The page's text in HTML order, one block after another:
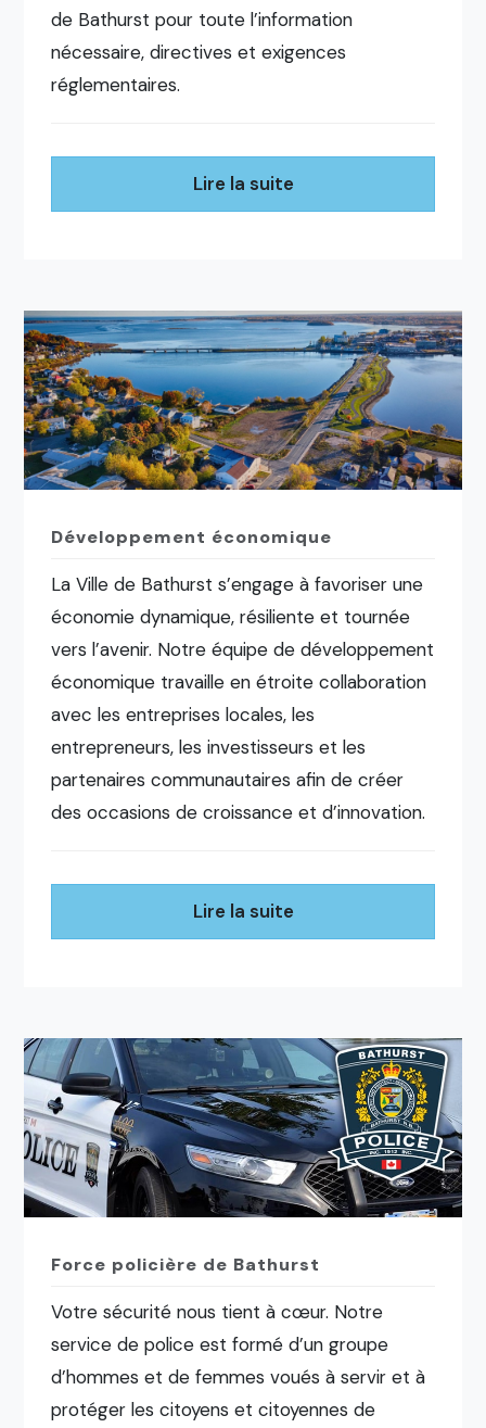
de Bathurst pour toute l’information
nécessaire, directives et exigences
réglementaires.
Lire la suite
Développement économique
La Ville de Bathurst s’engage à favoriser une
économie dynamique, résiliente et tournée
vers l’avenir. Notre équipe de développement
économique travaille en étroite collaboration
avec les entreprises locales, les
entrepreneurs, les investisseurs et les
partenaires communautaires afin de créer
des occasions de croissance et d’innovation.
Lire la suite
Force policière de Bathurst
Votre sécurité nous tient à cœur. Notre
service de police est formé d’un groupe
d’hommes et de femmes voués à servir et à
protéger les citoyens et citoyennes de